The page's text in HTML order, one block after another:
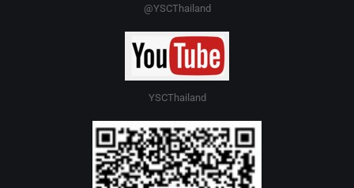
@YSCThailand
YSCThailand